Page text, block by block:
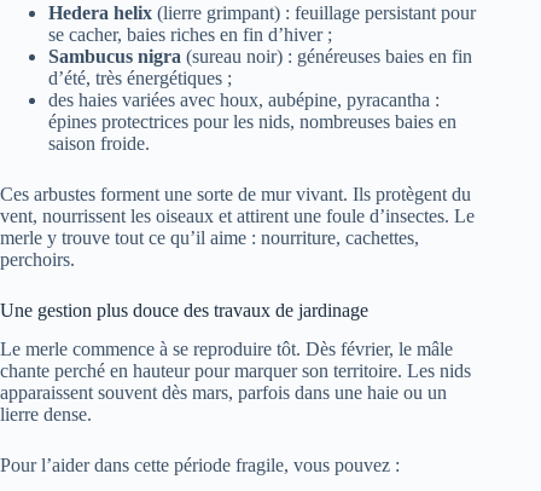
Hedera helix (lierre grimpant) : feuillage persistant pour
se cacher, baies riches en fin d’hiver ;
Sambucus nigra (sureau noir) : généreuses baies en fin
d’été, très énergétiques ;
des haies variées avec houx, aubépine, pyracantha :
épines protectrices pour les nids, nombreuses baies en
saison froide.
Ces arbustes forment une sorte de mur vivant. Ils protègent du
vent, nourrissent les oiseaux et attirent une foule d’insectes. Le
merle y trouve tout ce qu’il aime : nourriture, cachettes,
perchoirs.
Une gestion plus douce des travaux de jardinage
Le merle commence à se reproduire tôt. Dès février, le mâle
chante perché en hauteur pour marquer son territoire. Les nids
apparaissent souvent dès mars, parfois dans une haie ou un
lierre dense.
Pour l’aider dans cette période fragile, vous pouvez :